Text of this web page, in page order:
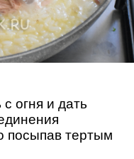
с огня и дать
посыпав тертым